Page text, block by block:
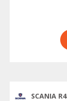
SCANIA